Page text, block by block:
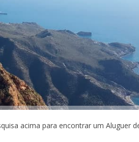
acima para encontrar um Aluguer